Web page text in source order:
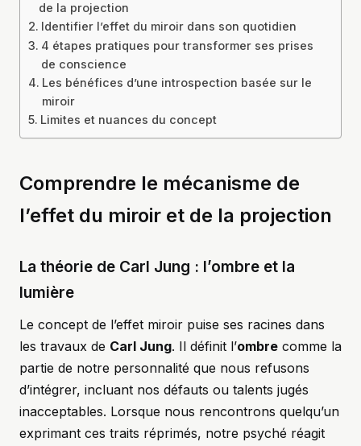
de la projection
Identifier l’effet du miroir dans son quotidien
4 étapes pratiques pour transformer ses prises
de conscience
Les bénéfices d’une introspection basée sur le
miroir
Limites et nuances du concept
Comprendre le mécanisme de
l’effet du miroir et de la projection
La théorie de Carl Jung : l’ombre et la
lumière
Le concept de l’effet miroir puise ses racines dans
les travaux de Carl Jung. Il définit l’ombre comme la
partie de notre personnalité que nous refusons
d’intégrer, incluant nos défauts ou talents jugés
inacceptables. Lorsque nous rencontrons quelqu’un
exprimant ces traits réprimés, notre psyché réagit